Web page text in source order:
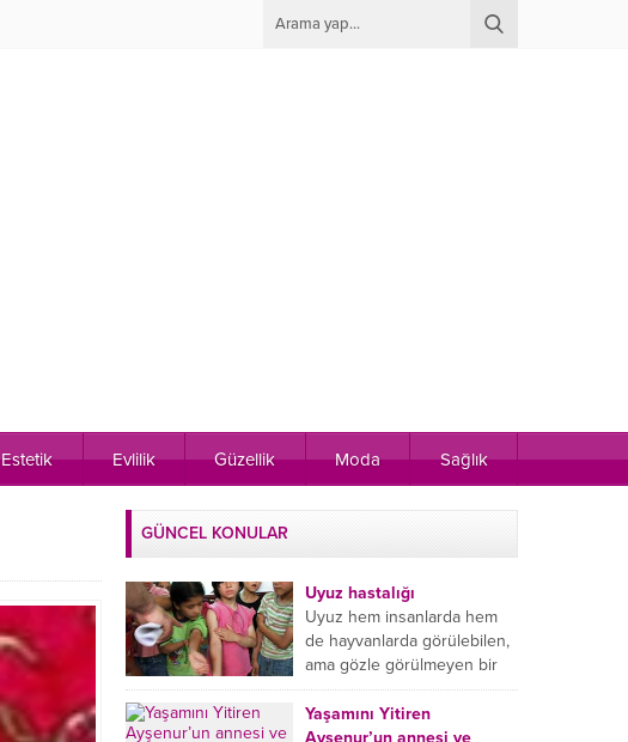
Estetik Evlilik Güzellik Moda Sağlık
GÜNCEL KONULAR
Uyuz hastalığı
Uyuz hem insanlarda hem
de hayvanlarda görülebilen,
ama gözle görülmeyen bir
tür mikroplu böcek
hastalığıdır. Uyuz hastalığı
(Urticaria), deride veya...
Yaşamını Yitiren
Ayşenur’un annesi ve